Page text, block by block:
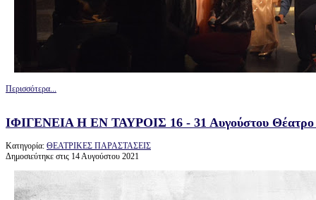
Περισσότερα...
ΙΦΙΓΕΝΕΙΑ Η ΕΝ ΤΑΥΡΟΙΣ 16 - 31 Αυγούστου
Κατηγορία: ΘΕΑΤΡΙΚΕΣ ΠΑΡΑΣΤΑΣΕΙΣ
Δημοσιεύτηκε στις 14 Αυγούστου 2021